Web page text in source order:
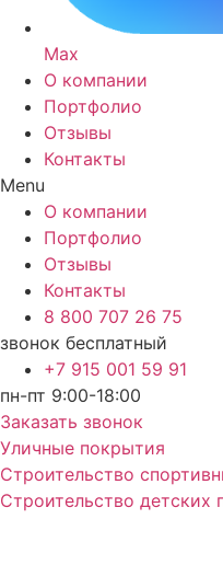
Max
О компании
Портфолио
Отзывы
Контакты
Menu
О компании
Портфолио
Отзывы
Контакты
8 800 707 26 75
звонок бесплатный
+7 915 001 59 91
пн-пт 9:00-18:00
Заказать звонок
Уличные покрытия
Строительство
Строительство детских